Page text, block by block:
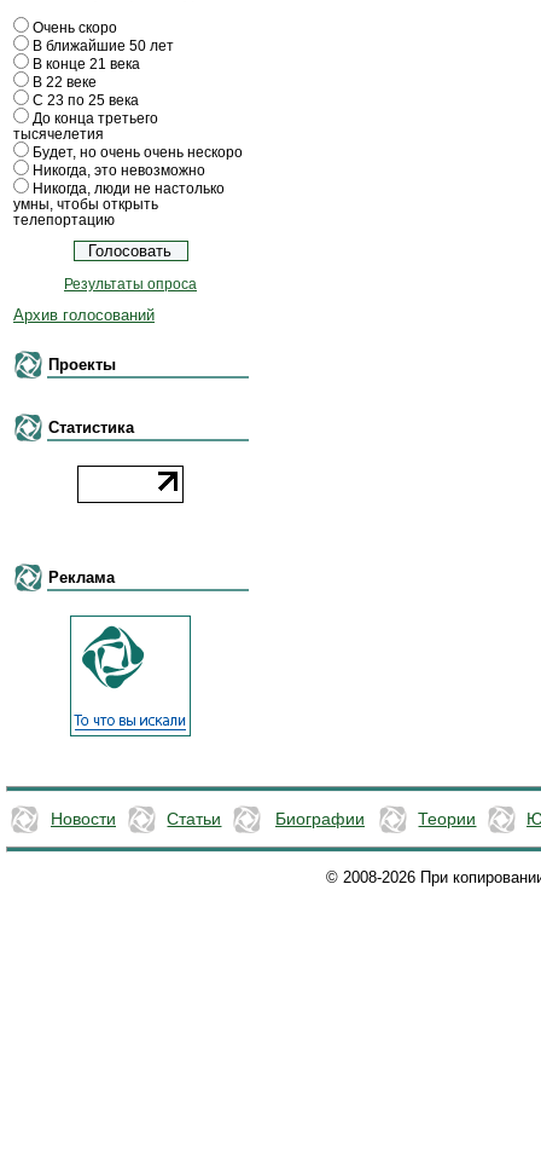
Очень скоро
В ближайшие 50 лет
В конце 21 века
В 22 веке
С 23 по 25 века
До конца третьего
тысячелетия
Будет, но очень очень нескоро
Никогда, это невозможно
Никогда, люди не настолько
умны, чтобы открыть
телепортацию
Результаты опроса
Архив голосований
Проекты
Статистика
Реклама
Новости Статьи Биографии Теории
© 2008-2026 При